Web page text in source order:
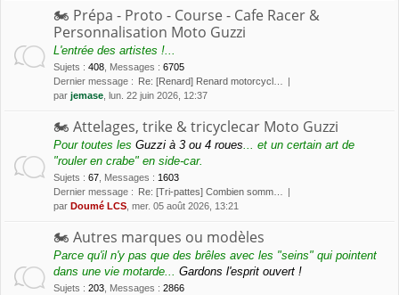
🏍 Prépa - Proto - Course - Cafe Racer &
Personnalisation Moto Guzzi
L'entrée des artistes !...
Sujets : 408 Messages : 6705
Dernier message : Re: [Renard] Renard motorcycl…
par jemase , lun. 22 juin 2026, 12:37
🏍 Attelages, trike & tricyclecar Moto Guzzi
Pour toutes les Guzzi à 3 ou 4 roues ... et un certain art de
"rouler en crabe" en side-car.
Sujets : 67 Messages : 1603
Dernier message : Re: [Tri-pattes] Combien somm…
par Doumé LCS , mer. 05 août 2026, 13:21
🏍 Autres marques ou modèles
Parce qu'il n'y pas que des brêles avec les "seins" qui pointent
dans une vie motarde... Gardons l'esprit ouvert !
Sujets : 203 Messages : 2866